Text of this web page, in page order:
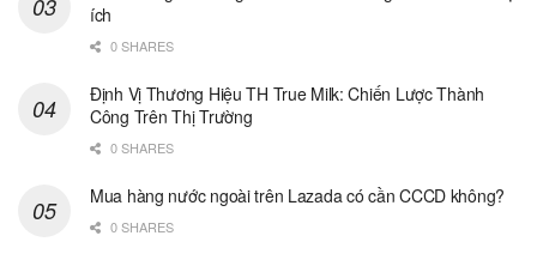
ích
0 SHARES
Định Vị Thương Hiệu TH True Milk: Chiến Lược Thành
Công Trên Thị Trường
0 SHARES
Mua hàng nước ngoài trên Lazada có cần CCCD không?
0 SHARES